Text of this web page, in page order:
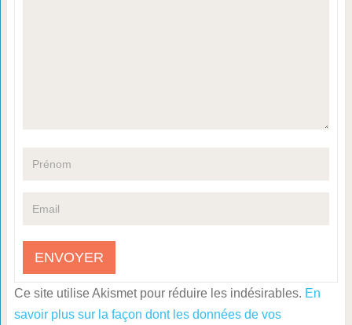
Ce site utilise Akismet pour réduire les indésirables. En
savoir plus sur la façon dont les données de vos